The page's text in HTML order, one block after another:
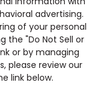
advertising.
of your personal
the "Do Not Sell or
or by managing
please review our
link below.